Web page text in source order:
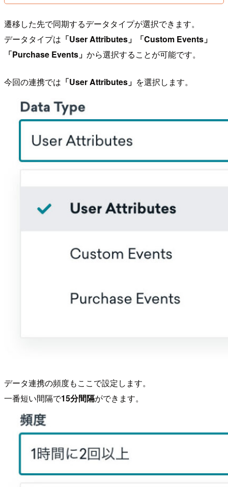
遷移した先で同期するデータタイプが選択できます。
データタイプは 「User Attributes」「Custom Events」
「Purchase Events」 から選択することが可能です。
今回の連携では 「User Attributes」 を選択します。
データ連携の頻度もここで設定します。
一番短い間隔で15分間隔ができます。